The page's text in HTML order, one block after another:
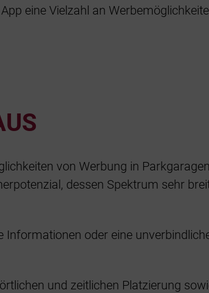
eine Vielzahl an
von Werbung in
dessen Spektrum sehr
Informationen oder eine
und zeitlichen Platzierung